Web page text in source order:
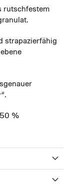
rutschfestem
strapazierfähig
%